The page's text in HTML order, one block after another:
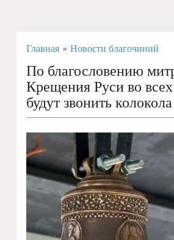
Главная » Новости благочиний
По благословению
Крещения Руси во
будут звонить колокола